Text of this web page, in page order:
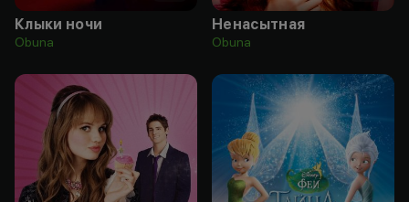
Клыки ночи
Obuna
Ненасытная
Obuna